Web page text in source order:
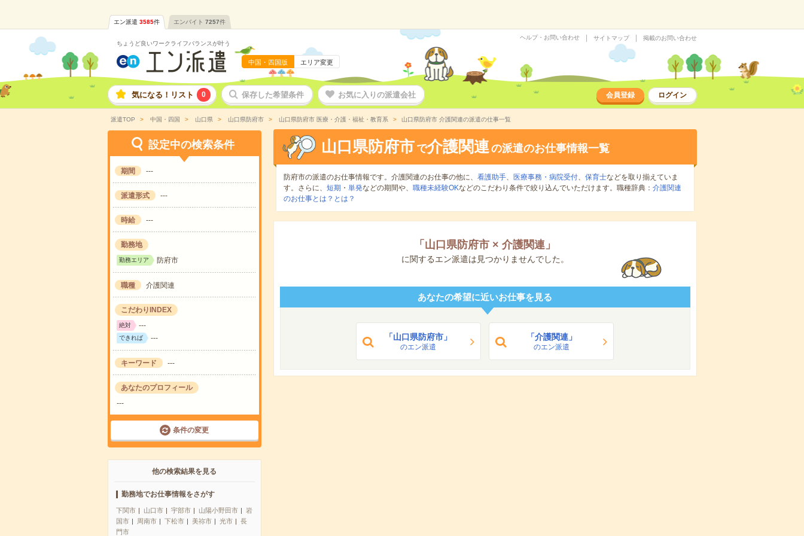
エン派遣 3585件 エンバイト 7257件
ちょうど良いワークライフバランスが叶う
中国・四国版 エリア変更
ヘルプ・お問い合わせ サイトマップ 掲載のお問い合わせ
気になる！リスト 0 保存した希望条件 お気に入りの派遣会社 会員登録 ログイン
派遣TOP 中国・四国 山口県 山口県防府市 山口県防府市 医療・介護・福祉・教育系 山口県防府市 介護関連の派遣の仕事一覧
設定中の検索条件
期間 ---
派遣形式 ---
時給 ---
勤務地
勤務エリア 防府市
職種 介護関連
こだわりINDEX
絶対 ---
できれば ---
キーワード ---
あなたのプロフィール
---
条件の変更
他の検索結果を見る
勤務地でお仕事情報をさがす
下関市 山口市 宇部市 山陽小野田市
岩
国市
周南市 下松市 美祢市 光市
長
門市
山口県防府市 で介護関連の派遣のお仕事情報一覧
防府市の派遣のお仕事情報です。介護関連のお仕事の他に、 看護助手、 医療事務・病院受付、 保育士などを取り揃えていま
す。さらに、 短期 ・ 単発などの期間や、 職種未経験OKなどのこだわり条件で絞り込んでいただけます。職種辞典： 介護関連
のお仕事とは？とは？
「 山口県防府市 × 介護関連 」
に関するエン派遣は見つかりませんでした。
あなたの希望に近いお仕事を見る
「山口県防府市」
のエン派遣
「介護関連」
のエン派遣